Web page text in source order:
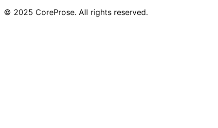
© 2025 CoreProse. All rights reserved.